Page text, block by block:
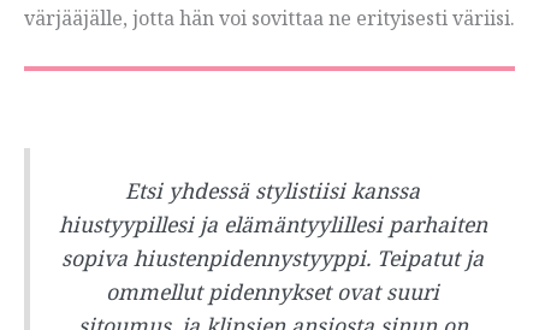
värjääjälle, jotta hän voi sovittaa ne erityisesti väriisi.
Etsi yhdessä stylistiisi kanssa
hiustyypillesi ja elämäntyylillesi parhaiten
sopiva hiustenpidennystyyppi. Teipatut ja
ommellut pidennykset ovat suuri